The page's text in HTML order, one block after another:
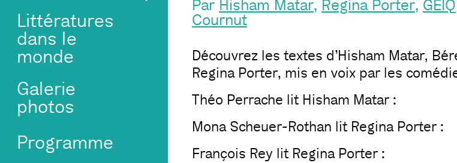
Littératures
dans le
monde
Galerie
photos
Programme
Par Hisham Matar, Regina Porter,
Cournut
Découvrez les textes d’Hisham Matar,
Regina Porter, mis en voix par les
Théo Perrache lit Hisham Matar :
Mona Scheuer-Rothan lit Regina Porter :
François Rey lit Regina Porter :